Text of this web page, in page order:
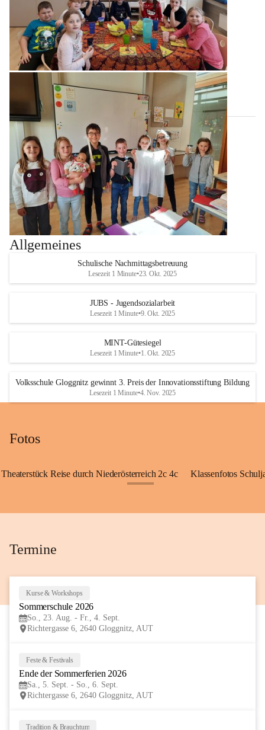
Allgemeines
Schulische Nachmittagsbetreuung
Lesezeit 1 Minute•23. Okt. 2025
JUBS - Jugendsozialarbeit
Lesezeit 1 Minute•9. Okt. 2025
MINT-Gütesiegel
Lesezeit 1 Minute•1. Okt. 2025
Volksschule Gloggnitz gewinnt 3. Preis der Innovationsstiftung Bildung
Lesezeit 1 Minute•4. Nov. 2025
Fotos
Theaterstück Reise durch Niederösterreich 2c 4c Klassenfotos
Termine
Kurse & Workshops
Sommerschule 2026
So., 23. Aug. - Fr., 4. Sept.
Richtergasse 6, 2640 Gloggnitz, AUT
Feste & Festivals
Ende der Sommerferien 2026
Sa., 5. Sept. - So., 6. Sept.
Richtergasse 6, 2640 Gloggnitz, AUT
Tradition & Brauchtum